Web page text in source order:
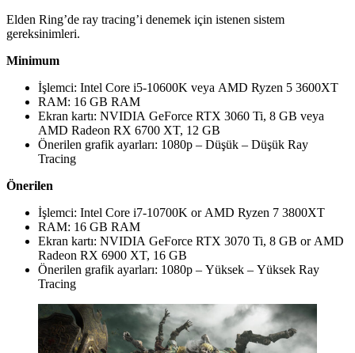
Elden Ring’de ray tracing’i denemek için istenen sistem
gereksinimleri.
Minimum
İşlemci: Intel Core i5-10600K veya AMD Ryzen 5 3600XT
RAM: 16 GB RAM
Ekran kartı: NVIDIA GeForce RTX 3060 Ti, 8 GB veya
AMD Radeon RX 6700 XT, 12 GB
Önerilen grafik ayarları: 1080p – Düşük – Düşük Ray
Tracing
Önerilen
İşlemci: Intel Core i7-10700K or AMD Ryzen 7 3800XT
RAM: 16 GB RAM
Ekran kartı: NVIDIA GeForce RTX 3070 Ti, 8 GB or AMD
Radeon RX 6900 XT, 16 GB
Önerilen grafik ayarları: 1080p – Yüksek – Yüksek Ray
Tracing